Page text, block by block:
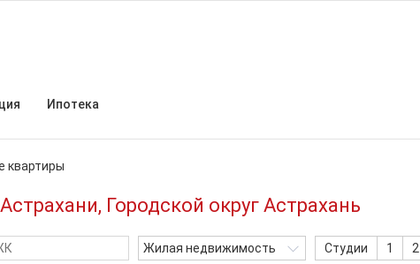
Ипотека
квартиры
Городской округ Астрахань
Жилая недвижимость Студии 1 2